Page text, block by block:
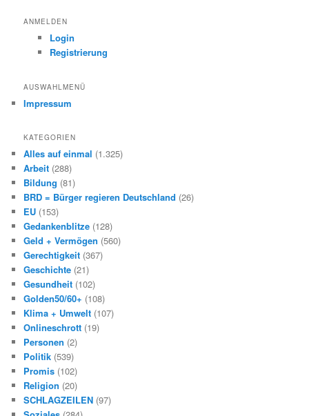
h
ANMELDEN
Login
Registrierung
AUSWAHLMENÜ
Impressum
KATEGORIEN
Alles auf einmal (1.325)
Arbeit (288)
Bildung (81)
BRD = Bürger regieren Deutschland (26)
EU (153)
Gedankenblitze (128)
Geld + Vermögen (560)
Gerechtigkeit (367)
Geschichte (21)
Gesundheit (102)
Golden50/60+ (108)
Klima + Umwelt (107)
Onlineschrott (19)
Personen (2)
Politik (539)
Promis (102)
Religion (20)
SCHLAGZEILEN (97)